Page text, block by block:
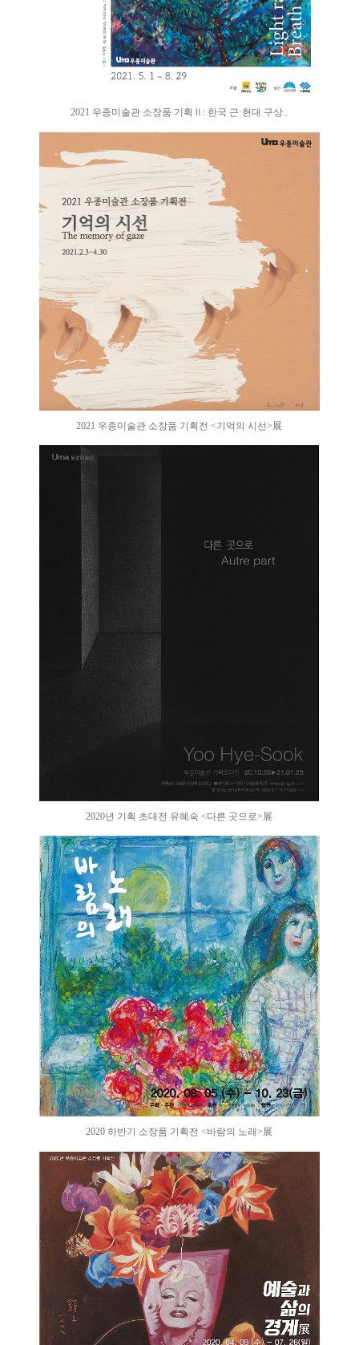
2021 우종미술관 소장품 기획Ⅱ: 한국 근·현대 구상..
2021 우종미술관 소장품 기획전 <기억의 시선>展
2020년 기획 초대전 유혜숙 <다른 곳으로>展
2020 하반기 소장품 기획전 <바람의 노래>展